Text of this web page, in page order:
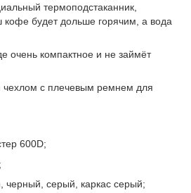
термоподстаканник,
кофе будет дольше горячим, а вода
очень компактное и не займёт
чехлом с плечевым ремнем для
600D;
черный, серый, каркас серый;